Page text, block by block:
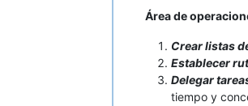
Área de
Crear listas
Establecer
Delegar
tiempo y